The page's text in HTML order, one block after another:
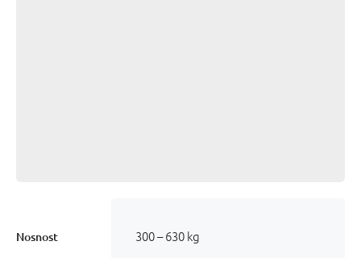
Nosnost 300 – 630 kg